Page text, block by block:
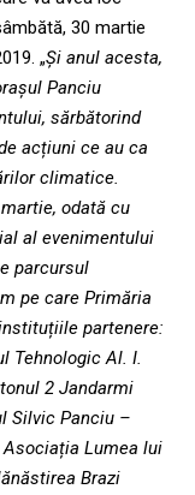
30 martie
„Și anul acesta,
Panciu
sărbătorind
acțiuni ce au ca
climatice.
odată cu
al evenimentului
parcursul
pe care Primăria
partenere:
Tehnologic Al. I.
2 Jandarmi
Silvic Panciu –
Asociația Lumea lui
Brazi